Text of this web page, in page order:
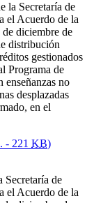
la Secretaría de
el Acuerdo de la
diciembre de
distribución
gestionados
Programa de
enseñanzas no
desplazadas
en el
- 221 KB)
Secretaría de
el Acuerdo de la